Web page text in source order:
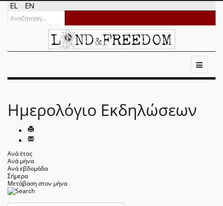
EL EN
Ημερολόγιο Εκδηλώσεων
Ανά έτος
Ανά μήνα
Ανά εβδομάδα
Σήμερα
Μετάβαση στον μήνα